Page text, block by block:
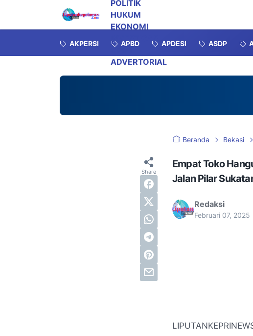
POLITIK
HUKUM
EKONOMI
INVESTIGASI
OPINI
ADVERTORIAL
AKPERSI APBD APDESI ASDP
Beranda Bekasi
Empat Toko
Jalan Pilar
Redaksi
Februari 07, 2025